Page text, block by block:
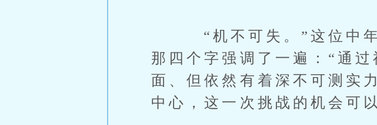
“机不可失。”这位中年
那四个字强调了一遍：“通
面、但依然有着深不可测实
中心，这一次挑战的机会可